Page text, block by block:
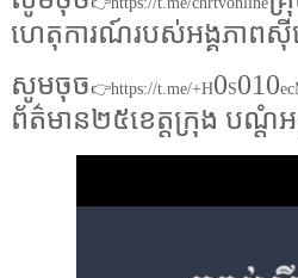
ហេតុការណ៍របស់អង្គភាព
សូមចុច 👉https://t.me/+H0S010
ព័ត៌មាន២៥ខេត្តក្រុង បណ្